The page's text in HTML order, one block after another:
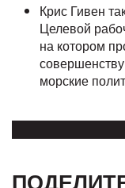
Крис Гивен
Целевой
на котором
морские